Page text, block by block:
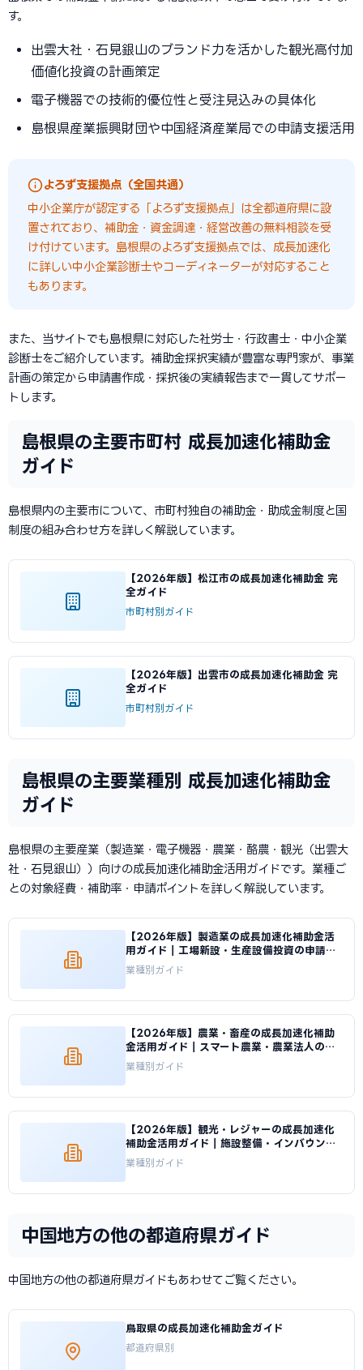
す。
出雲大社・石見銀山のブランド力を活かした観光高付加
価値化投資の計画策定
電子機器での技術的優位性と受注見込みの具体化
島根県産業振興財団や中国経済産業局での申請支援活用
よろず支援拠点（全国共通）
中小企業庁が認定する「よろず支援拠点」は全都道府県に設
置されており、補助金・資金調達・経営改善の無料相談を受
け付けています。島根県のよろず支援拠点では、成長加速化
に詳しい中小企業診断士やコーディネーターが対応すること
もあります。
また、当サイトでも島根県に対応した社労士・行政書士・中小企業
診断士をご紹介しています。補助金採択実績が豊富な専門家が、事業
計画の策定から申請書作成・採択後の実績報告まで一貫してサポー
トします。
島根県の主要市町村 成長加速化補助金
ガイド
島根県内の主要市について、市町村独自の補助金・助成金制度と国
制度の組み合わせ方を詳しく解説しています。
【2026年版】松江市の成長加速化補助金 完
全ガイド
市町村別ガイド
【2026年版】出雲市の成長加速化補助金 完
全ガイド
市町村別ガイド
島根県の主要業種別 成長加速化補助金
ガイド
島根県の主要産業（製造業・電子機器・農業・酪農・観光（出雲大
社・石見銀山））向けの成長加速化補助金活用ガイドです。業種ご
との対象経費・補助率・申請ポイントを詳しく解説しています。
【2026年版】製造業の成長加速化補助金活
用ガイド｜工場新設・生産設備投資の申請戦
略｜成長加速化補助金ナビ
業種別ガイド
【2026年版】農業・畜産の成長加速化補助
金活用ガイド｜スマート農業・農業法人の申
請方法｜成長加速化補助金ナビ
業種別ガイド
【2026年版】観光・レジャーの成長加速化
補助金活用ガイド｜施設整備・インバウンド
投資の申請方法｜成長加速化補助金ナビ
業種別ガイド
中国地方の他の都道府県ガイド
中国地方の他の都道府県ガイドもあわせてご覧ください。
鳥取県の成長加速化補助金ガイド
都道府県別